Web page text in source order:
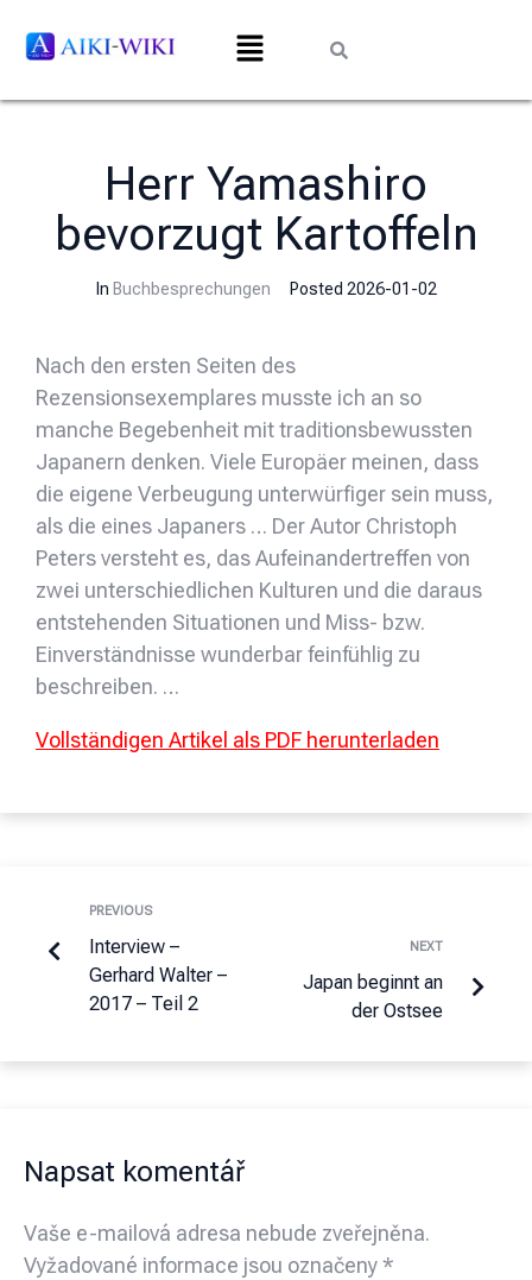
Herr Yamashiro
bevorzugt Kartoffeln
In Buchbesprechungen Posted 2026-01-02
Nach den ersten Seiten des
Rezensionsexemplares musste ich an so
manche Begebenheit mit traditionsbewussten
Japanern denken. Viele Europäer meinen, dass
die eigene Verbeugung unterwürfiger sein muss,
als die eines Japaners … Der Autor Christoph
Peters versteht es, das Aufeinandertreffen von
zwei unterschiedlichen Kulturen und die daraus
entstehenden Situationen und Miss- bzw.
Einverständnisse wunderbar feinfühlig zu
beschreiben. …
Vollständigen Artikel als PDF herunterladen
PREVIOUS
Interview –
Gerhard Walter –
2017 – Teil 2
NEXT
Japan beginnt an
der Ostsee
Napsat komentář
Vaše e-mailová adresa nebude zveřejněna.
Vyžadované informace jsou označeny*